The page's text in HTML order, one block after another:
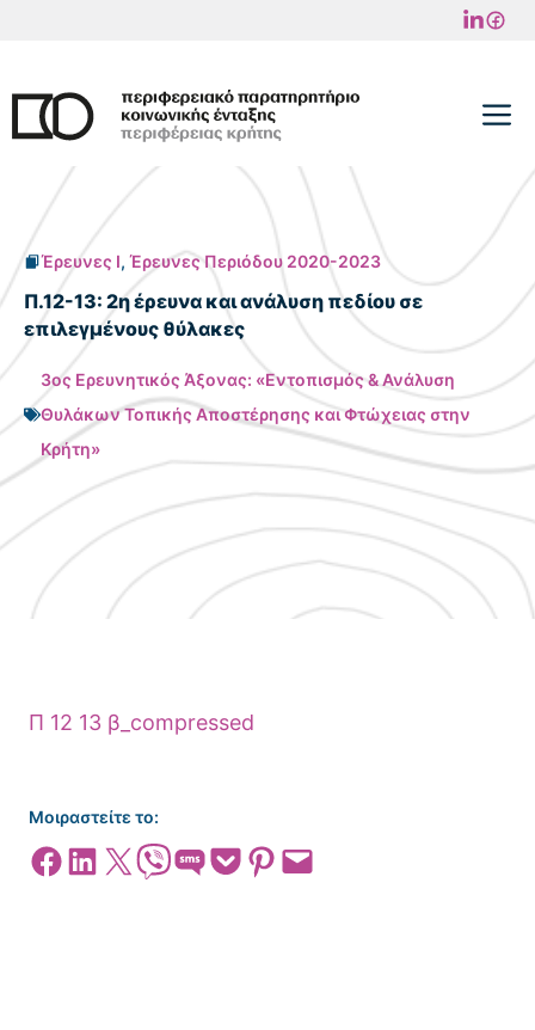
περιεχόμενο
Έρευνες I, Έρευνες Περιόδου 2020-2023
Π.12-13: 2η έρευνα και ανάλυση πεδίου σε
επιλεγμένους θύλακες
3ος Ερευνητικός Άξονας: «Εντοπισμός & Ανάλυση
Θυλάκων Τοπικής Αποστέρησης και Φτώχειας στην
Κρήτη»
Π 12 13 β_compressed
Μοιραστείτε το:
Share on Facebook
Share on LinkedIn
Share on X Share on ViberShare on SMSShare on Pocket
Share on Pinterest
Email this Page